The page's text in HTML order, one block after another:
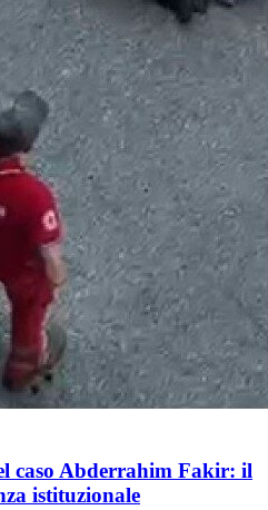
caso Abderrahim Fakir: il
istituzionale